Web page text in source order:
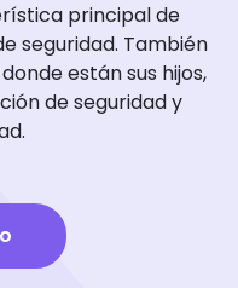
principal de
seguridad. También
están sus hijos,
de seguridad y